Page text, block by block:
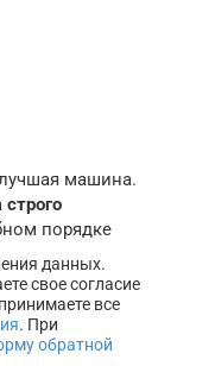
машина.
строго
порядке
данных.
свое согласие
все
. При
обратной